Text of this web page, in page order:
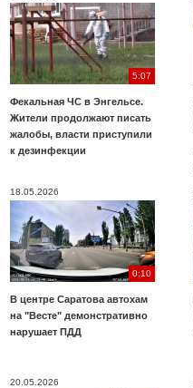
5:07
Фекальная ЧС в Энгельсе.
Жители продолжают писать
жалобы, власти приступили
к дезинфекции
18.05.2026
0:10
В центре Саратова автохам
на "Весте" демонстративно
нарушает ПДД
20.05.2026